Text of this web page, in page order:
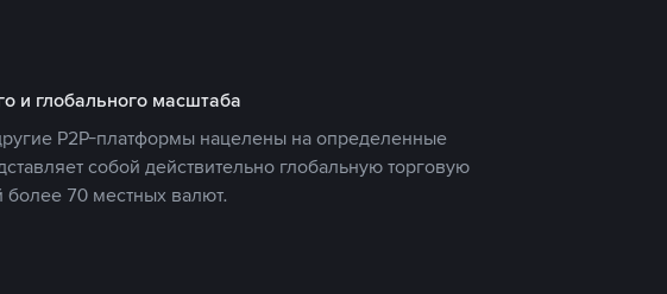
и глобального масштаба
P2P-платформы нацелены на определенные
собой действительно глобальную торговую
70 местных валют.